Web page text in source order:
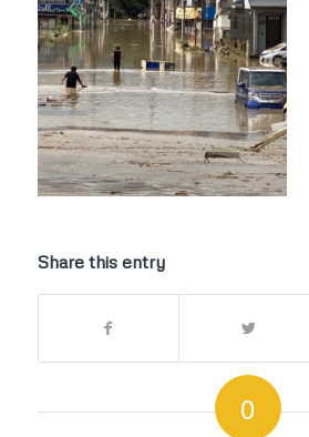
Share this entry
0